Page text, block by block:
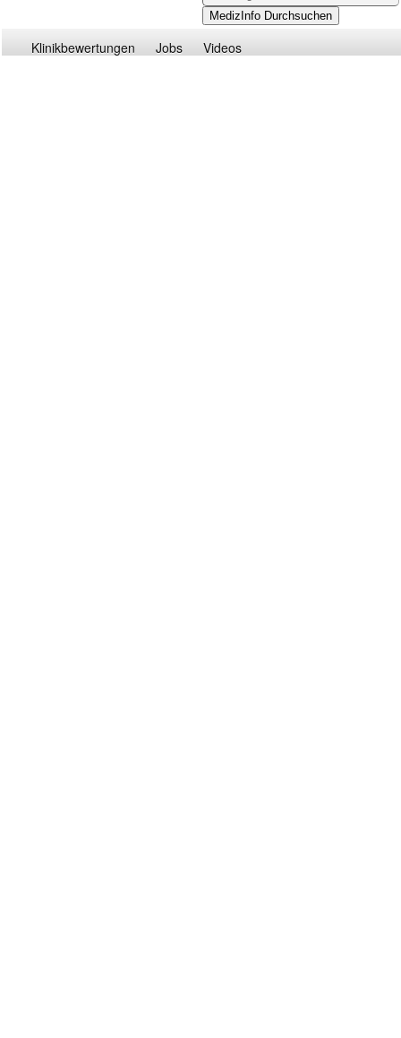
Klinikbewertungen Jobs Videos